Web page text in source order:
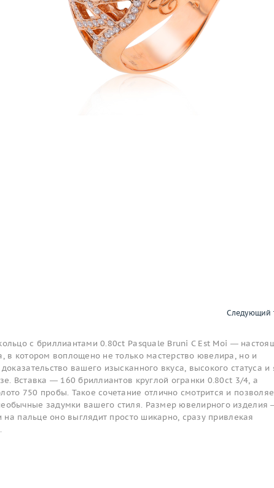
Следующий
с бриллиантами 0.80ct Pasquale Bruni C Est Moi —
в котором воплощено не только мастерство ювелира, но и
вашего изысканного вкуса, высокого статуса и
Вставка — 160 бриллиантов круглой огранки 0.80ct 3/4, а
750 пробы. Такое сочетание отлично смотрится и
задумки вашего стиля. Размер ювелирного изделия
пальце оно выглядит просто шикарно, сразу привлекая